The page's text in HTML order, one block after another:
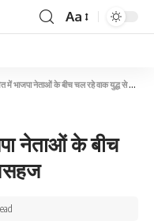
Aa
भाजपा नेताओं के बीच चल रहे वाक युद्ध से पार्टी असहज
नेताओं के बीच